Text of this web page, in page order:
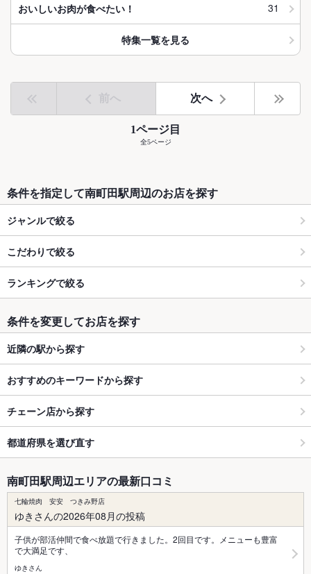
おいしいお肉が食べたい！ 31
特集一覧を見る
前へ 次へ
1ページ目
全5ページ
条件を指定して南町田駅周辺のお店を探す
ジャンルで絞る
こだわりで絞る
ランキングで絞る
条件を変更してお店を探す
近隣の駅から探す
おすすめのキーワードから探す
チェーン店から探す
都道府県を選び直す
南町田駅周辺エリアの最新口コミ
七輪焼肉 安安 つきみ野店
ゆきさんの2026年08月の投稿
子供が部活仲間で食べ放題で行きました。2回目です。メニューも豊富
で大満足です、
ゆきさん